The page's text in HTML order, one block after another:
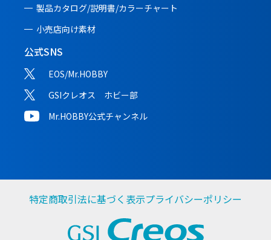
製品カタログ/説明書/カラーチャート
小売店向け素材
公式SNS
EOS/Mr.HOBBY
GSIクレオス ホビー部
Mr.HOBBY公式チャンネル
特定商取引法に基づく表示プライバシーポリシー